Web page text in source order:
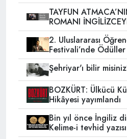
TAYFUN
ROMANI
2. Uluslararası
Festivali’nde
Şehriyar'ı bilir
BOZKÜRT: Ülkücü
Hikâyesi yayımlandı
Bin yıl önce İngiliz
Kelime-i tevhid